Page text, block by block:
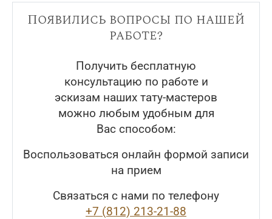
Появились вопросы по нашей
работе?
Получить бесплатную
консультацию по работе и
эскизам наших тату-мастеров
можно любым удобным для
Вас способом:
Воспользоваться онлайн формой записи
на прием
Связаться с нами по телефону
+7 (812) 213-21-88